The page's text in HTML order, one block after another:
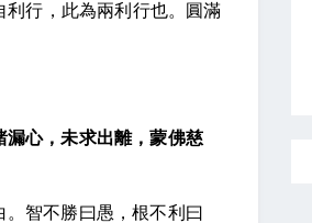
行，此為兩利行也。圓滿
漏心，未求出離，蒙佛慈
智不勝曰愚，根不利曰